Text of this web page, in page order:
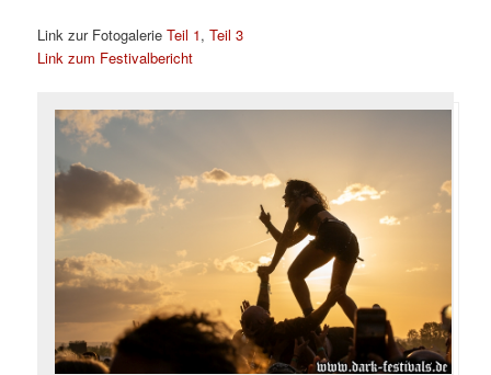
Link zur FotogalerieTeil 1,Teil 3
Link zum Festivalbericht